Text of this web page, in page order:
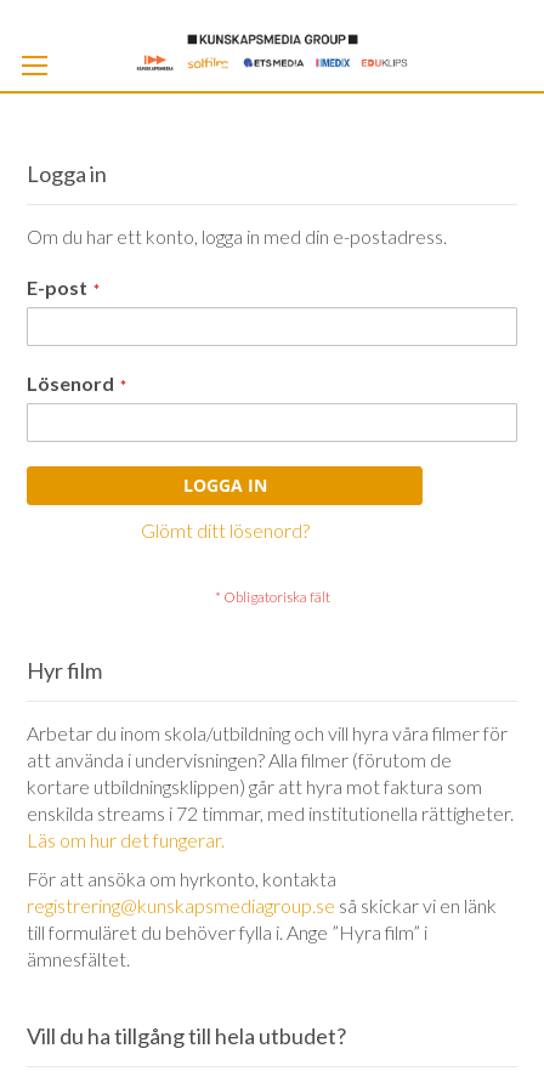
Logga in
Om du har ett konto, logga in med din e-postadress.
E-post
Lösenord
LOGGA IN
Glömt ditt lösenord?
Hyr film
Arbetar du inom skola/utbildning och vill hyra våra filmer för
att använda i undervisningen? Alla filmer (förutom de
kortare utbildningsklippen) går att hyra mot faktura som
enskilda streams i 72 timmar, med institutionella rättigheter.
Läs om hur det fungerar.
För att ansöka om hyrkonto, kontakta
registrering@kunskapsmediagroup.se så skickar vi en länk
till formuläret du behöver fylla i. Ange ”Hyra film” i
ämnesfältet.
Vill du ha tillgång till hela utbudet?